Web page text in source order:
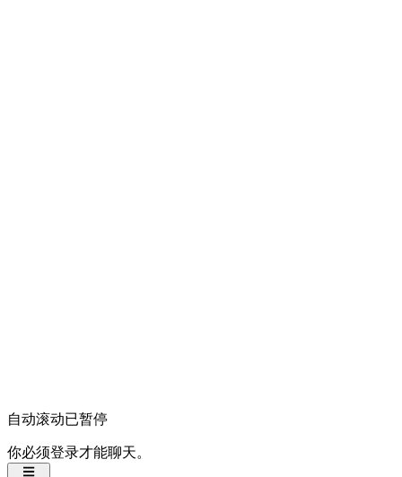
自动滚动已暂停
你必须登录才能聊天。